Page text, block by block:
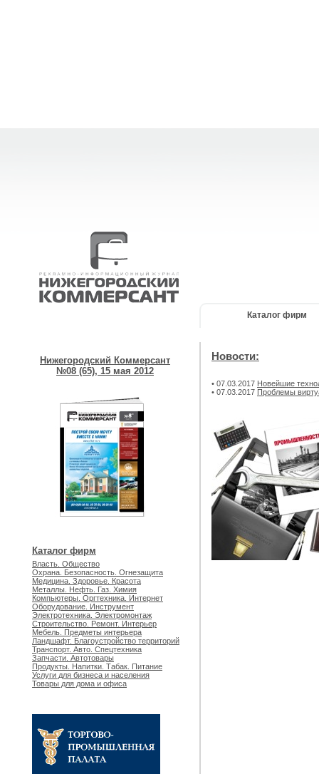
Каталог фирм
Нижегородский Коммерсант
№08 (65), 15 мая 2012
Каталог фирм
Власть. Общество
Охрана. Безопасность. Огнезащита
Медицина. Здоровье. Красота
Металлы. Нефть. Газ. Химия
Компьютеры. Оргтехника. Интернет
Оборудование. Инструмент
Электротехника. Электромонтаж
Строительство. Ремонт. Интерьер
Мебель. Предметы интерьера
Ландшафт. Благоустройство территорий
Транспорт. Авто. Спецтехника
Запчасти. Автотовары
Продукты. Напитки. Табак. Питание
Услуги для бизнеса и населения
Товары для дома и офиса
Новости:
• 07.03.2017 Новейшие
• 07.03.2017 Проблемы